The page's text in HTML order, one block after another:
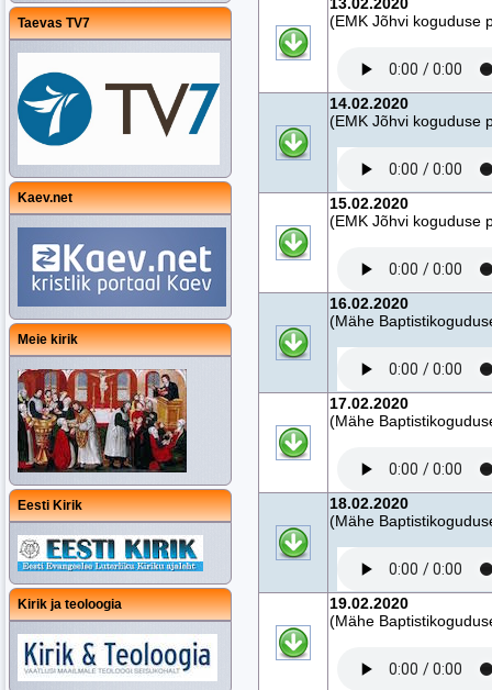
Taevas TV7
Kaev.net
Meie kirik
Eesti Kirik
Kirik ja teoloogia
13.02.2020
(EMK Jõhvi koguduse
14.02.2020
(EMK Jõhvi koguduse
15.02.2020
(EMK Jõhvi koguduse
16.02.2020
(Mähe
17.02.2020
(Mähe
18.02.2020
(Mähe
19.02.2020
(Mähe